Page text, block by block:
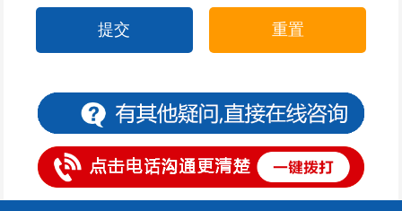
莫让阳痿，给男性朋友“打击” 2026-07-17
撸管过度阳痿了怎么办 2026-07-17
患上了阳痿都有哪些症状表现 2026-07-17
包皮上有一圈小红疙瘩 2026-07-16
提交 重置